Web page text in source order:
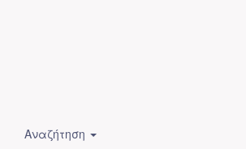
Αναζήτηση